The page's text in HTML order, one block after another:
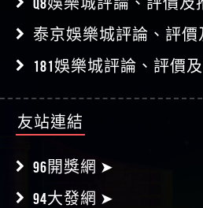
泰京娛樂城評論、評
181娛樂城評論、評價
友站連結
96開獎網 ➤
94大發網 ➤